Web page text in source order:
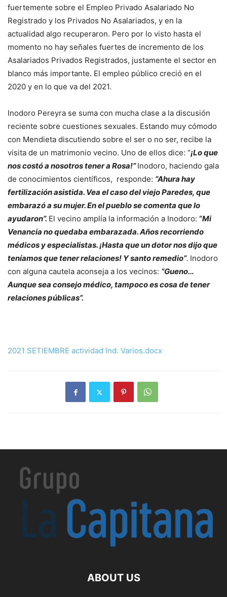
fuertemente sobre el Empleo Privado Asalariado No
Registrado y los Privados No Asalariados, y en la
actualidad algo recuperaron. Pero por lo visto hasta el
momento no hay señales fuertes de incremento de los
Asalariados Privados Registrados, justamente el sector en
blanco más importante. El empleo público creció en el
2020 y en lo que va del 2021.
Inodoro Pereyra se suma con mucha clase a la discusión
reciente sobre cuestiones sexuales. Estando muy cómodo
con Mendieta discutiendo sobre el ser o no ser, recibe la
visita de un matrimonio vecino. Uno de ellos dice: “¡Lo que
nos costó a nosotros tener a Rosa!”Inodoro, haciendo gala
de conocimientos científicos, responde: “Ahura hay
fertilización asistida. Vea el caso del viejo Paredes, que
embarazó a su mujer. En el pueblo se comenta que lo
ayudaron”. El vecino amplía la información a Inodoro: “Mi
Venancia no quedaba embarazada. Años recorriendo
médicos y especialistas. ¡Hasta que un dotor nos dijo que
teníamos que tener relaciones! Y santo remedio”. Inodoro
con alguna cautela aconseja a los vecinos: “Gueno…
Aunque sea consejo médico, tampoco es cosa de tener
relaciones públicas”.
2021 SETIEMBRE actividad Ind. Varios.docx
ABOUT US